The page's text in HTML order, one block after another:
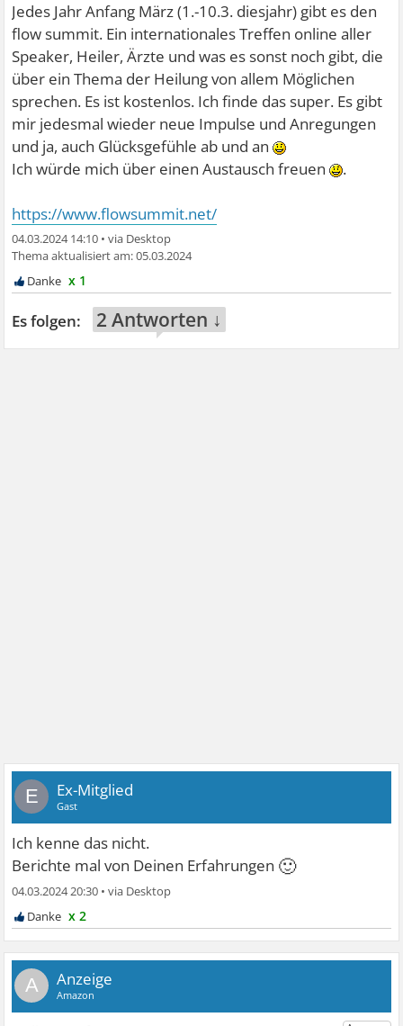
Jedes Jahr Anfang März (1.-10.3. diesjahr) gibt es den
flow summit. Ein internationales Treffen online aller
Speaker, Heiler, Ärzte und was es sonst noch gibt, die
über ein Thema der Heilung von allem Möglichen
sprechen. Es ist kostenlos. Ich finde das super. Es gibt
mir jedesmal wieder neue Impulse und Anregungen
und ja, auch Glücksgefühle ab und an
Ich würde mich über einen Austausch freuen
.
https://www.flowsummit.net/
04.03.2024 14:10 •
05.03.2024
x 1
2 Antworten ↓
E Ex-Mitglied
Gast
Ich kenne das nicht.
Berichte mal von Deinen Erfahrungen 🙂
04.03.2024 20:30 •
x 2
A